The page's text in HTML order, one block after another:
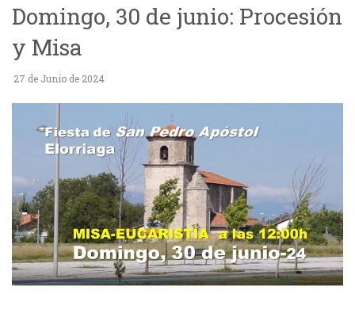
Domingo, 30 de junio: Procesión
y Misa
27 de Junio de 2024